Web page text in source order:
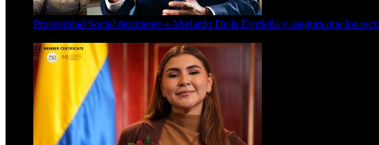
Prosperidad Social desmiente a Abelardo De la Espriella y asegura que los